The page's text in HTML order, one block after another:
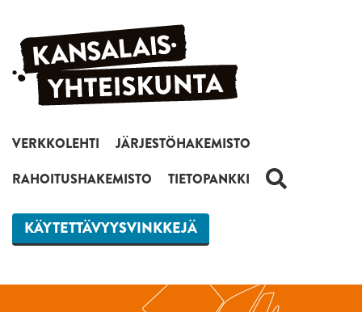
Siirry sisältöön
VERKKOLEHTI
JÄRJESTÖHAKEMISTO
RAHOITUSHAKEMISTO
TIETOPANKKI HAKU
KÄYTETTÄVYYSVINKKEJÄ